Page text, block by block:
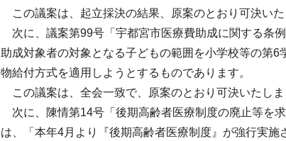
この議案は、起立採決の結果、原案のとおり可決いた
次に、議案第99号「宇都宮市医療費助成に関する条
助成対象者の対象となる子どもの範囲を小学校等の第
物給付方式を適用しようとするものであります。
この議案は、全会一致で、原案のとおり可決いたしま
次に、陳情第14号「後期高齢者医療制度の廃止等を
は、「本年4月より『後期高齢者医療制度』が強行実